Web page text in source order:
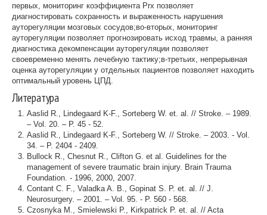
первых, мониторинг коэффициента Prx позволяет
диагностировать сохранность и выраженность нарушения
ауторегуляции мозговых сосудов;во-вторых, мониторинг
ауторегуляции позволяет прогнозировать исход травмы, а ранняя
диагностика декомпенсации ауторегуляции позволяет
своевременно менять лечебную тактику;в-третьих, непрерывная
оценка ауторегуляции у отдельных пациентов позволяет находить
оптимальный уровень ЦПД.
Литература
Aaslid R., Lindegaard K-F., Sorteberg W. et. al. // Stroke. – 1989.
– Vol. 20. – P. 45 - 52.
Aaslid R., Lindegaard K-F., Sorteberg W. // Stroke. – 2003. - Vol.
34. – P. 2404 - 2409.
Bullock R., Chesnut R., Clifton G. et al. Guidelines for the
management of severe traumatic brain injury. Brain Trauma
Foundation. - 1996, 2000, 2007.
Contant C. F., Valadka A. B., Gopinat S. P. et. al. // J.
Neurosurgery. – 2001. – Vol. 95. - P. 560 - 568.
Czosnyka M., Smielewski P., Kirkpatrick P. et. al. // Acta